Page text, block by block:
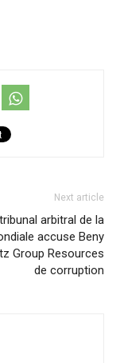
Next article
arbitral de la
accuse Beny
Group Resources
de corruption